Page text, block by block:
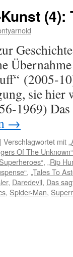
(4):
(2005-
sie hier
1969)
→
| Verschlagwortet mit
Of The Unknown“
, „Rip
, „Tales To
, Daredevil, Das
, Spider-Man,